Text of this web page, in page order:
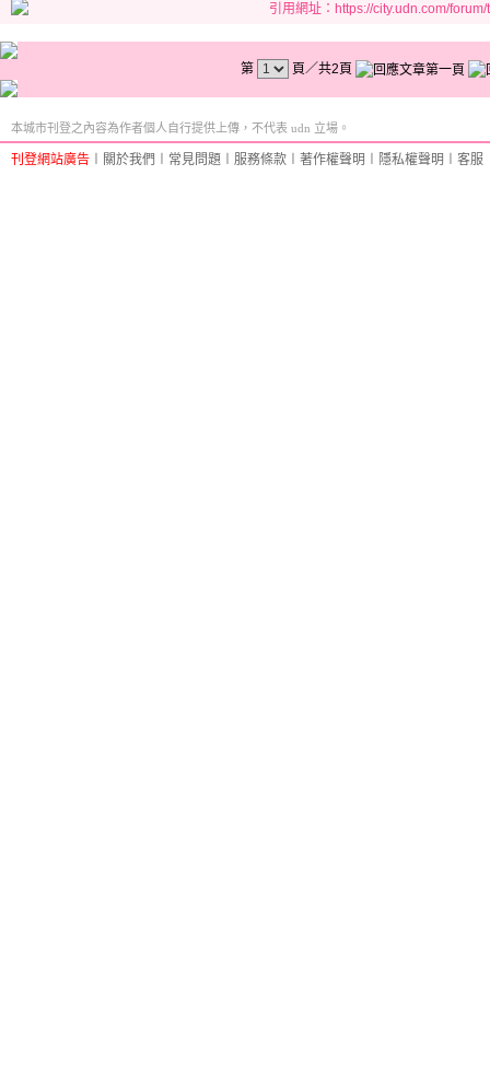
引用網址：https://city.udn.com/
第 頁／共2頁
本城市刊登之內容為作者個人自行提供上傳，不代表 udn 立場。
刊登網站廣告 關於我們 常見問題 服務條款 著作權聲明 隱私權聲明 客服